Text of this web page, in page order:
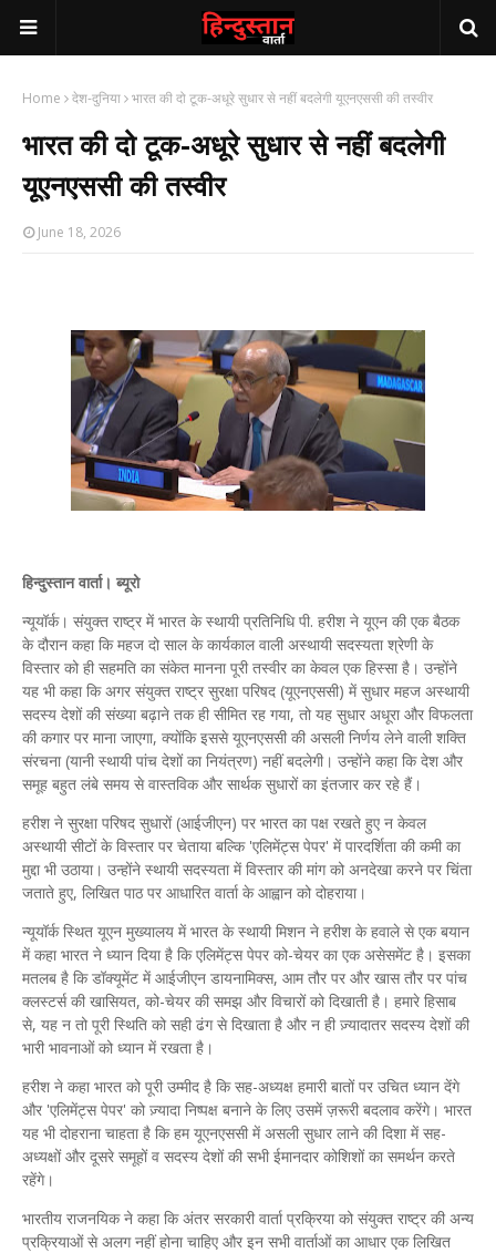
Home देश-दुनिया भारत की दो टूक-अधूरे सुधार से नहीं बदलेगी यूएनएससी की तस्वीर
भारत की दो टूक-अधूरे सुधार से नहीं बदलेगी
यूएनएससी की तस्वीर
June 18, 2026
हिन्दुस्तान वार्ता। ब्यूरो
न्यूयॉर्क। संयुक्त राष्ट्र में भारत के स्थायी प्रतिनिधि पी. हरीश ने यूएन की एक बैठक
के दौरान कहा कि महज दो साल के कार्यकाल वाली अस्थायी सदस्यता श्रेणी के
विस्तार को ही सहमति का संकेत मानना पूरी तस्वीर का केवल एक हिस्सा है। उन्होंने
यह भी कहा कि अगर संयुक्त राष्ट्र सुरक्षा परिषद (यूएनएससी) में सुधार महज अस्थायी
सदस्य देशों की संख्या बढ़ाने तक ही सीमित रह गया, तो यह सुधार अधूरा और विफलता
की कगार पर माना जाएगा, क्योंकि इससे यूएनएससी की असली निर्णय लेने वाली शक्ति
संरचना (यानी स्थायी पांच देशों का नियंत्रण) नहीं बदलेगी। उन्होंने कहा कि देश और
समूह बहुत लंबे समय से वास्तविक और सार्थक सुधारों का इंतजार कर रहे हैं।
हरीश ने सुरक्षा परिषद सुधारों (आईजीएन) पर भारत का पक्ष रखते हुए न केवल
अस्थायी सीटों के विस्तार पर चेताया बल्कि 'एलिमेंट्स पेपर' में पारदर्शिता की कमी का
मुद्दा भी उठाया। उन्होंने स्थायी सदस्यता में विस्तार की मांग को अनदेखा करने पर चिंता
जताते हुए, लिखित पाठ पर आधारित वार्ता के आह्वान को दोहराया।
न्यूयॉर्क स्थित यूएन मुख्यालय में भारत के स्थायी मिशन ने हरीश के हवाले से एक बयान
में कहा भारत ने ध्यान दिया है कि एलिमेंट्स पेपर को-चेयर का एक असेसमेंट है। इसका
मतलब है कि डॉक्यूमेंट में आईजीएन डायनामिक्स, आम तौर पर और खास तौर पर पांच
क्लस्टर्स की खासियत, को-चेयर की समझ और विचारों को दिखाती है। हमारे हिसाब
से, यह न तो पूरी स्थिति को सही ढंग से दिखाता है और न ही ज़्यादातर सदस्य देशों की
भारी भावनाओं को ध्यान में रखता है।
हरीश ने कहा भारत को पूरी उम्मीद है कि सह-अध्यक्ष हमारी बातों पर उचित ध्यान देंगे
और 'एलिमेंट्स पेपर' को ज़्यादा निष्पक्ष बनाने के लिए उसमें ज़रूरी बदलाव करेंगे। भारत
यह भी दोहराना चाहता है कि हम यूएनएससी में असली सुधार लाने की दिशा में सह-
अध्यक्षों और दूसरे समूहों व सदस्य देशों की सभी ईमानदार कोशिशों का समर्थन करते
रहेंगे।
भारतीय राजनयिक ने कहा कि अंतर सरकारी वार्ता प्रक्रिया को संयुक्त राष्ट्र की अन्य
प्रक्रियाओं से अलग नहीं होना चाहिए और इन सभी वार्ताओं का आधार एक लिखित